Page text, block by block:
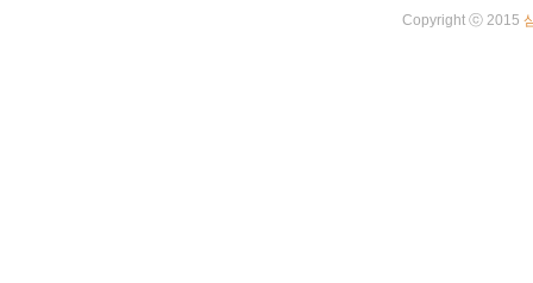
Copyright ⓒ 2015